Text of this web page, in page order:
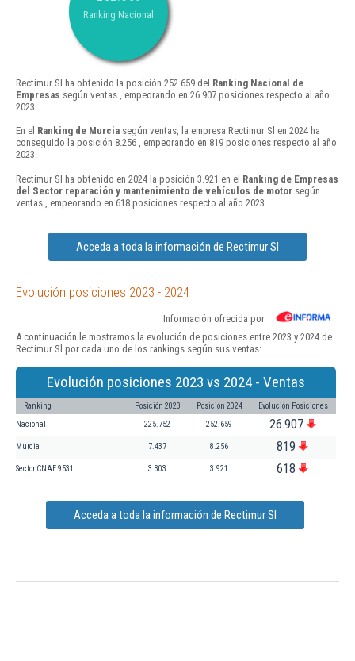
Ranking Nacional
Rectimur Sl ha obtenido la posición 252.659 del Ranking Nacional de
Empresas según ventas , empeorando en 26.907 posiciones respecto al año
2023.
En el Ranking de Murcia según ventas, la empresa Rectimur Sl en 2024 ha
conseguido la posición 8.256 , empeorando en 819 posiciones respecto al año
2023.
Rectimur Sl ha obtenido en 2024 la posición 3.921 en el Ranking de Empresas
del Sector reparación y mantenimiento de vehículos de motor según
ventas , empeorando en 618 posiciones respecto al año 2023.
Acceda a toda la información de Rectimur Sl
Evolución posiciones 2023 - 2024
Información ofrecida por
A continuación le mostramos la evolución de posiciones entre 2023 y 2024 de
Rectimur Sl por cada uno de los rankings según sus ventas:
Evolución posiciones 2023 vs 2024 - Ventas
Ranking Posición 2023 Posición 2024 Evolución Posiciones
Nacional 225.752 252.659 26.907
Murcia 7.437 8.256 819
Sector CNAE 9531 3.303 3.921 618
Acceda a toda la información de Rectimur Sl